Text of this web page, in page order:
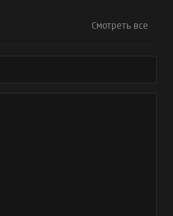
Смотреть все